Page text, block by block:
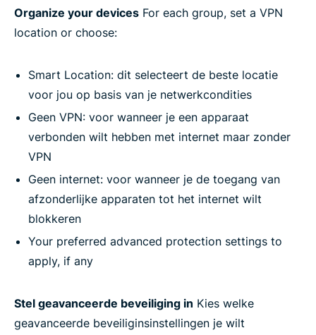
Organize your devices For each group, set a VPN
location or choose:
Smart Location: dit selecteert de beste locatie
voor jou op basis van je netwerkcondities
Geen VPN: voor wanneer je een apparaat
verbonden wilt hebben met internet maar zonder
VPN
Geen internet: voor wanneer je de toegang van
afzonderlijke apparaten tot het internet wilt
blokkeren
Your preferred advanced protection settings to
apply, if any
Stel geavanceerde beveiliging in Kies welke
geavanceerde beveiliginsinstellingen je wilt